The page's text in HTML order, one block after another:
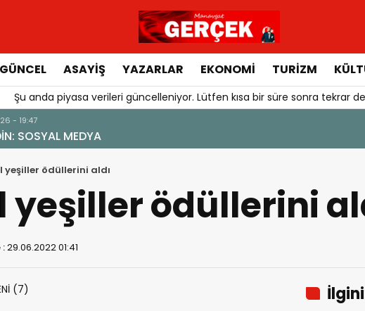
GÜNCEL ASAYIŞ YAZARLAR EKONOMI TURIZM
Şu anda piyasa verileri güncelleniyor. Lütfen kısa bir süre sonra tekrar
yeşiller ödüllerini aldı
yeşiller ödüllerini
:29.06.2022 01:41